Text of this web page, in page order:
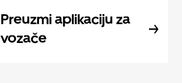
Preuzmi aplikaciju za
vozače